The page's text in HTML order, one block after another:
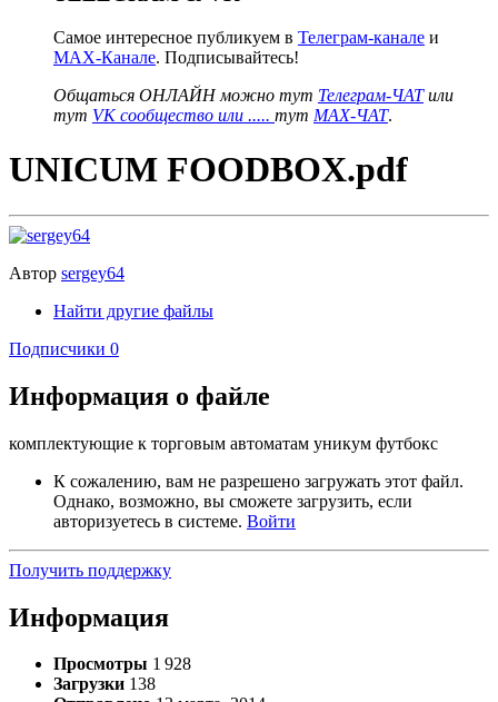
Самое интересное публикуем в Телеграм-канале и
MAX-Канале. Подписывайтесь!
Общаться ОНЛАЙН можно тут Телеграм-ЧАТили
тут VK сообщество или ..... тут MAX-ЧАТ.
UNICUM FOODBOX.pdf
Автор sergey64
Найти другие файлы
Подписчики 0
Информация о файле
комплектующие к торговым автоматам уникум футбокс
К сожалению, вам не разрешено загружать этот файл.
Однако, возможно, вы сможете загрузить, если
авторизуетесь в системе. Войти
Получить поддержку
Информация
Просмотры 1 928
Загрузки 138